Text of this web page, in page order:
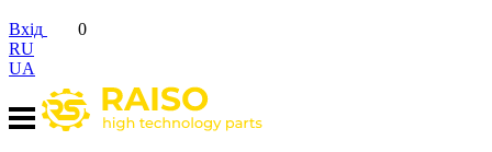
Вхід
0
RU
UA